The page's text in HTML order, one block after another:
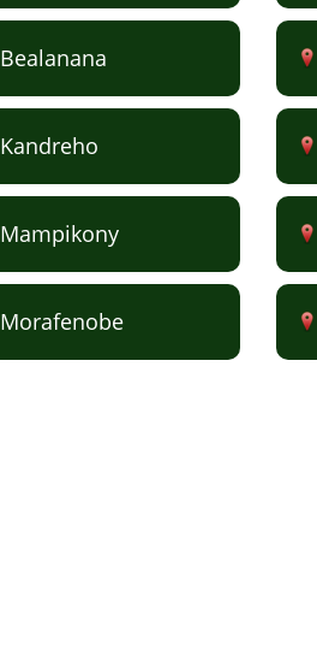
Bealanana
Kandreho
Mampikony
Morafenobe